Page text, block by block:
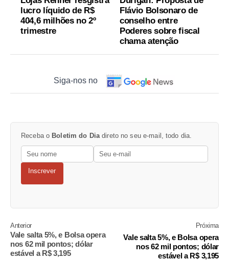
lucro líquido de R$
404,6 milhões no 2º
trimestre
Flávio Bolsonaro de
conselho entre
Poderes sobre fiscal
chama atenção
Siga-nos no
Receba o Boletim do Diadireto no seu e-mail, todo dia.
Inscrever
Anterior
Vale salta 5%, e Bolsa opera
nos 62 mil pontos; dólar
estável a R$ 3,195
Próxima
Vale salta 5%, e Bolsa opera
nos 62 mil pontos; dólar
estável a R$ 3,195